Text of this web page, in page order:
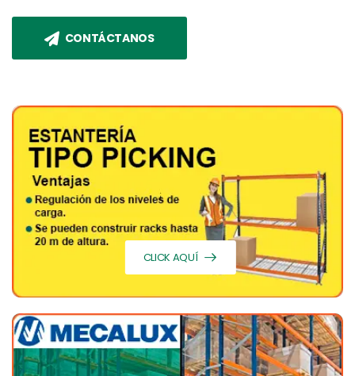
CONTÁCTANOS
CLICK AQUÍ